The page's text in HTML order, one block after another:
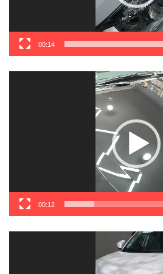
00:14
00:12